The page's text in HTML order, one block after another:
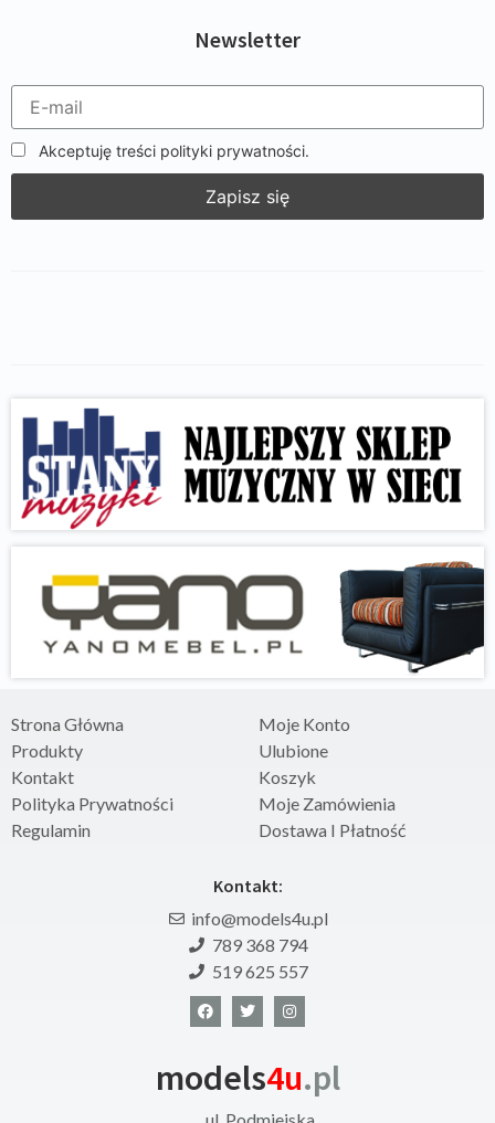
Newsletter
Akceptuję treści polityki prywatności.
Strona Główna
Produkty
Kontakt
Polityka Prywatności
Regulamin
Moje Konto
Ulubione
Koszyk
Moje Zamówienia
Dostawa I Płatność
Kontakt:
info@models4u.pl
789 368 794
519 625 557
models4u.pl
ul. Podmiejska